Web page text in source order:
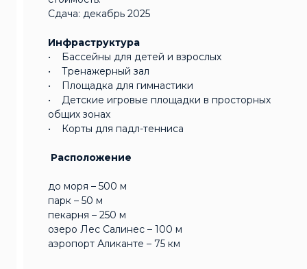
Сдача: декабрь 2025
Инфраструктура
• Бассейны для детей и взрослых
• Тренажерный зал
• Площадка для гимнастики
• Детские игровые площадки в просторных
общих зонах
• Корты для падл-тенниса
Расположение
до моря – 500 м
парк – 50 м
пекарня – 250 м
озеро Лес Салинес – 100 м
аэропорт Аликанте – 75 км